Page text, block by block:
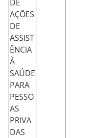
DE
AÇÕES
DE
ASSIST
ÊNCIA
À
SAÚDE
PARA
PESSO
AS
PRIVA
DAS